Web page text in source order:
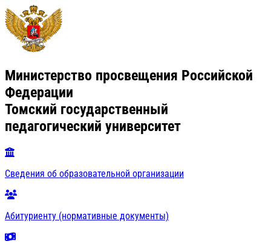
Министерство просвещения Российской
Федерации
Томский государственный
педагогический университет
Сведения об образовательной организации
Абитуриенту (нормативные документы)